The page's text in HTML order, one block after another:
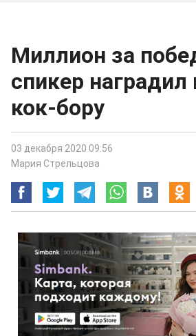
Миллион за
спикер наградил
кок-бору
03 декабря 2020 09:56
Мария Стрельцова